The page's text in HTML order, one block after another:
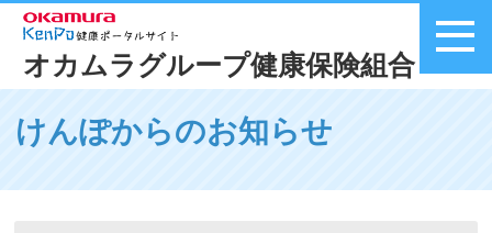
オカムラグループ健康保険組合
けんぽからのお知らせ